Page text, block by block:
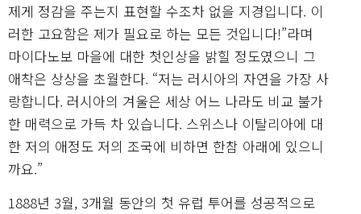
제게 정감을 주는지 표현할 수조차 없을 지경입니다. 이
러한 고요함은 제가 필요로 하는 모든 것입니다!”라며
마이다노보 마을에 대한 첫인상을 밝힐 정도였으니 그
애착은 상상을 초월한다. “저는 러시아의 자연을 가장 사
랑합니다. 러시아의 겨울은 세상 어느 나라도 비교 불가
한 매력으로 가득 차 있습니다. 스위스나 이탈리아에 대
한 저의 애정도 저의 조국에 비하면 한참 아래에 있으니
까요.”
1888년 3월, 3개월 동안의 첫 유럽 투어를 성공적으로